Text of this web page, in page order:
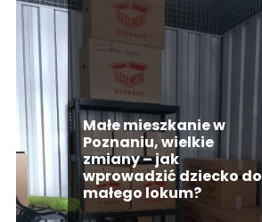
Małe mieszkanie w
Poznaniu, wielkie
zmiany – jak
wprowadzić dziecko do
małego lokum?